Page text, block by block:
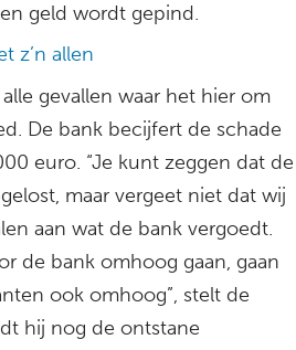
geld wordt gepind.
z’n allen
gevallen waar het hier om
De bank becijfert de schade
euro. “Je kunt zeggen dat de
maar vergeet niet dat wij
aan wat de bank vergoedt.
de bank omhoog gaan, gaan
ook omhoog”, stelt de
hij nog de ontstane